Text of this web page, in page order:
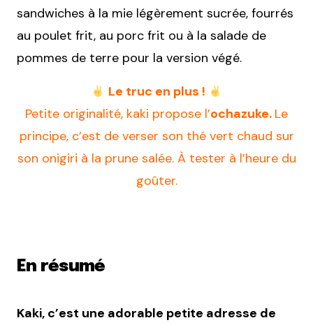
sandwiches à la mie légèrement sucrée, fourrés
au poulet frit, au porc frit ou à la salade de
pommes de terre pour la version végé.
Le truc en plus !
Petite originalité, kaki propose l’ochazuke. Le
principe, c’est de verser son thé vert chaud sur
son onigiri à la prune salée. À tester à l’heure du
goûter.
En résumé
Kaki, c’est une adorable petite adresse de